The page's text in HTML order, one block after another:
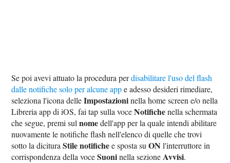
Se poi avevi attuato la procedura perdisabilitare l'uso del flash
dalle notifiche solo per alcune appe adesso desideri rimediare,
seleziona l'icona delleImpostazioninella home screen e/o nella
Libreria app di iOS, fai tap sulla voceNotifichenella schermata
che segue, premi sulnomedell'app per la quale intendi abilitare
nuovamente le notifiche flash nell'elenco di quelle che trovi
sotto la dicituraStile notifichee sposta suON l'interruttore in
corrispondenza della voceSuoninella sezione Avvisi.